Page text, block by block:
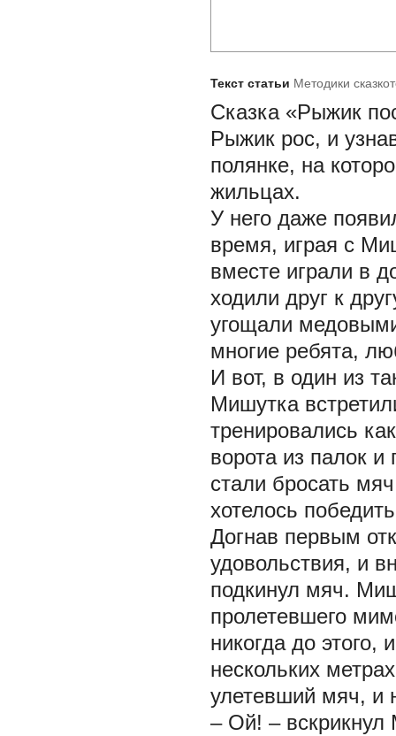
Текст статьи Методики
Сказка «Рыжик
Рыжик рос, и
полянке, на
жильцах.
У него даже
время, играя с
вместе играли в
ходили друг к
угощали
многие ребята,
И вот, в один из
Мишутка
тренировались
ворота из палок и
стали бросать
хотелось
Догнав первым
удовольствия, и
подкинул мяч.
пролетевшего
никогда до
нескольких
улетевший мяч, и
– Ой! – вскрикнул